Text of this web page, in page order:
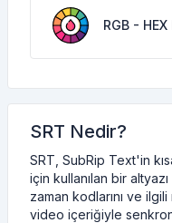
RGB -
SRT Nedir?
SRT, SubRip Text'in
için kullanılan bir
zaman kodlarını ve
video içeriğiyle